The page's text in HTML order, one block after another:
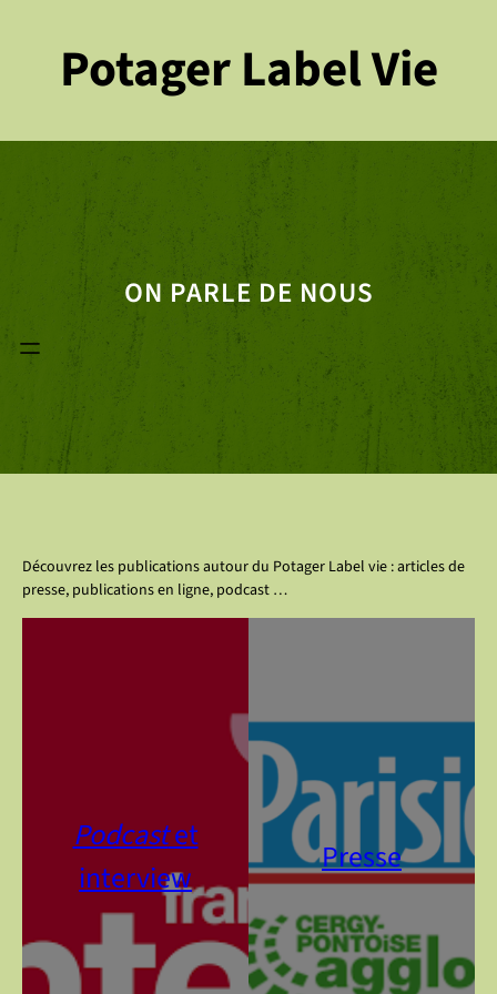
Potager Label Vie
ON PARLE DE NOUS
Découvrez les publications autour du Potager Label vie : articles de
presse, publications en ligne, podcast …
Podcastet
interview
Presse